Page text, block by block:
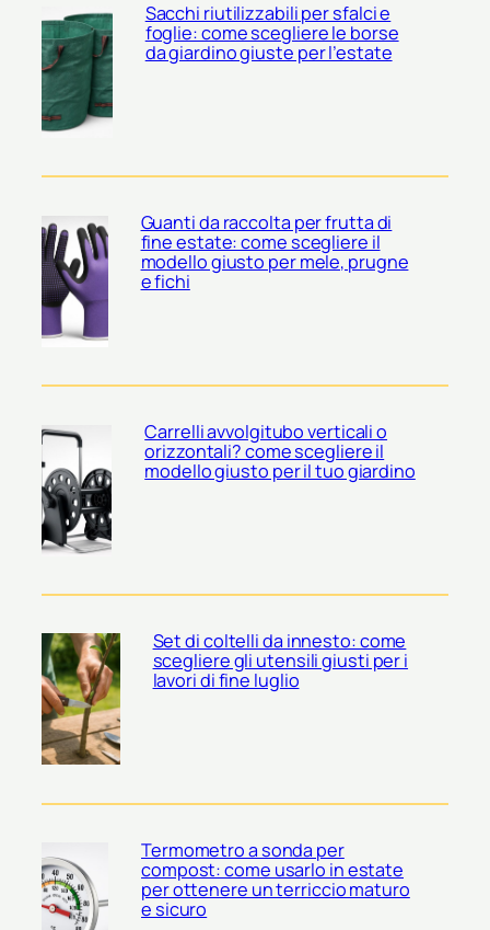
Sacchi riutilizzabili per sfalci e
foglie: come scegliere le borse
da giardino giuste per l’estate
Guanti da raccolta per frutta di
fine estate: come scegliere il
modello giusto per mele, prugne
e fichi
Carrelli avvolgitubo verticali o
orizzontali? come scegliere il
modello giusto per il tuo giardino
Set di coltelli da innesto: come
scegliere gli utensili giusti per i
lavori di fine luglio
Termometro a sonda per
compost: come usarlo in estate
per ottenere un terriccio maturo
e sicuro